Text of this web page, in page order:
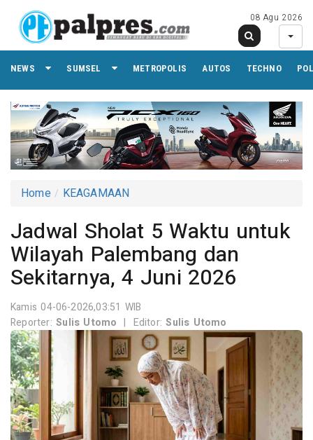
08 Agu 2026
NEWS SUMSEL METROPOLIS AUTOS TECHNO
Home KEAGAMAAN
Jadwal Sholat 5 Waktu untuk
Wilayah Palembang dan
Sekitarnya, 4 Juni 2026
Kamis 04-06-2026,03:51 WIB
Reporter:Sulis Utomo | Editor:Sulis Utomo